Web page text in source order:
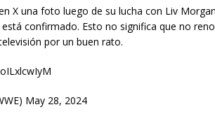
X una foto luego de su lucha con Liv
confirmado. Esto no significa que no
por un buen rato.
May 28, 2024